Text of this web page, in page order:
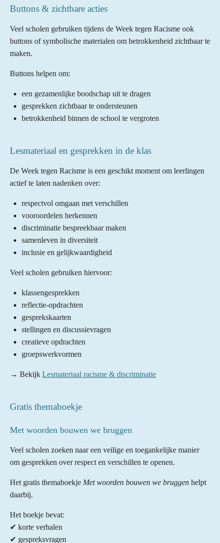
Buttons & zichtbare acties
Veel scholen gebruiken tijdens de Week tegen Racisme ook
buttons of symbolische materialen om betrokkenheid zichtbaar te
maken.
Buttons helpen om:
een gezamenlijke boodschap uit te dragen
gesprekken zichtbaar te ondersteunen
betrokkenheid binnen de school te vergroten
Lesmateriaal en gesprekken in de klas
De Week tegen Racisme is een geschikt moment om leerlingen
actief te laten nadenken over:
respectvol omgaan met verschillen
vooroordelen herkennen
discriminatie bespreekbaar maken
samenleven in diversiteit
inclusie en gelijkwaardigheid
Veel scholen gebruiken hiervoor:
klassengesprekken
reflectie-opdrachten
gesprekskaarten
stellingen en discussievragen
creatieve opdrachten
groepswerkvormen
→ Bekijk Lesmateriaal racisme & discriminatie
Gratis themaboekje
Met woorden bouwen we bruggen
Veel scholen zoeken naar een veilige en toegankelijke manier
om gesprekken over respect en verschillen te openen.
Het gratis themaboekje Met woorden bouwen we bruggen helpt
daarbij.
Het boekje bevat:
✔ korte verhalen
✔ gespreksvragen